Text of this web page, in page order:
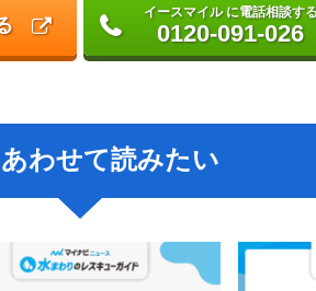
イースマイル に電話相談す
0120-091-026
あわせて読みたい